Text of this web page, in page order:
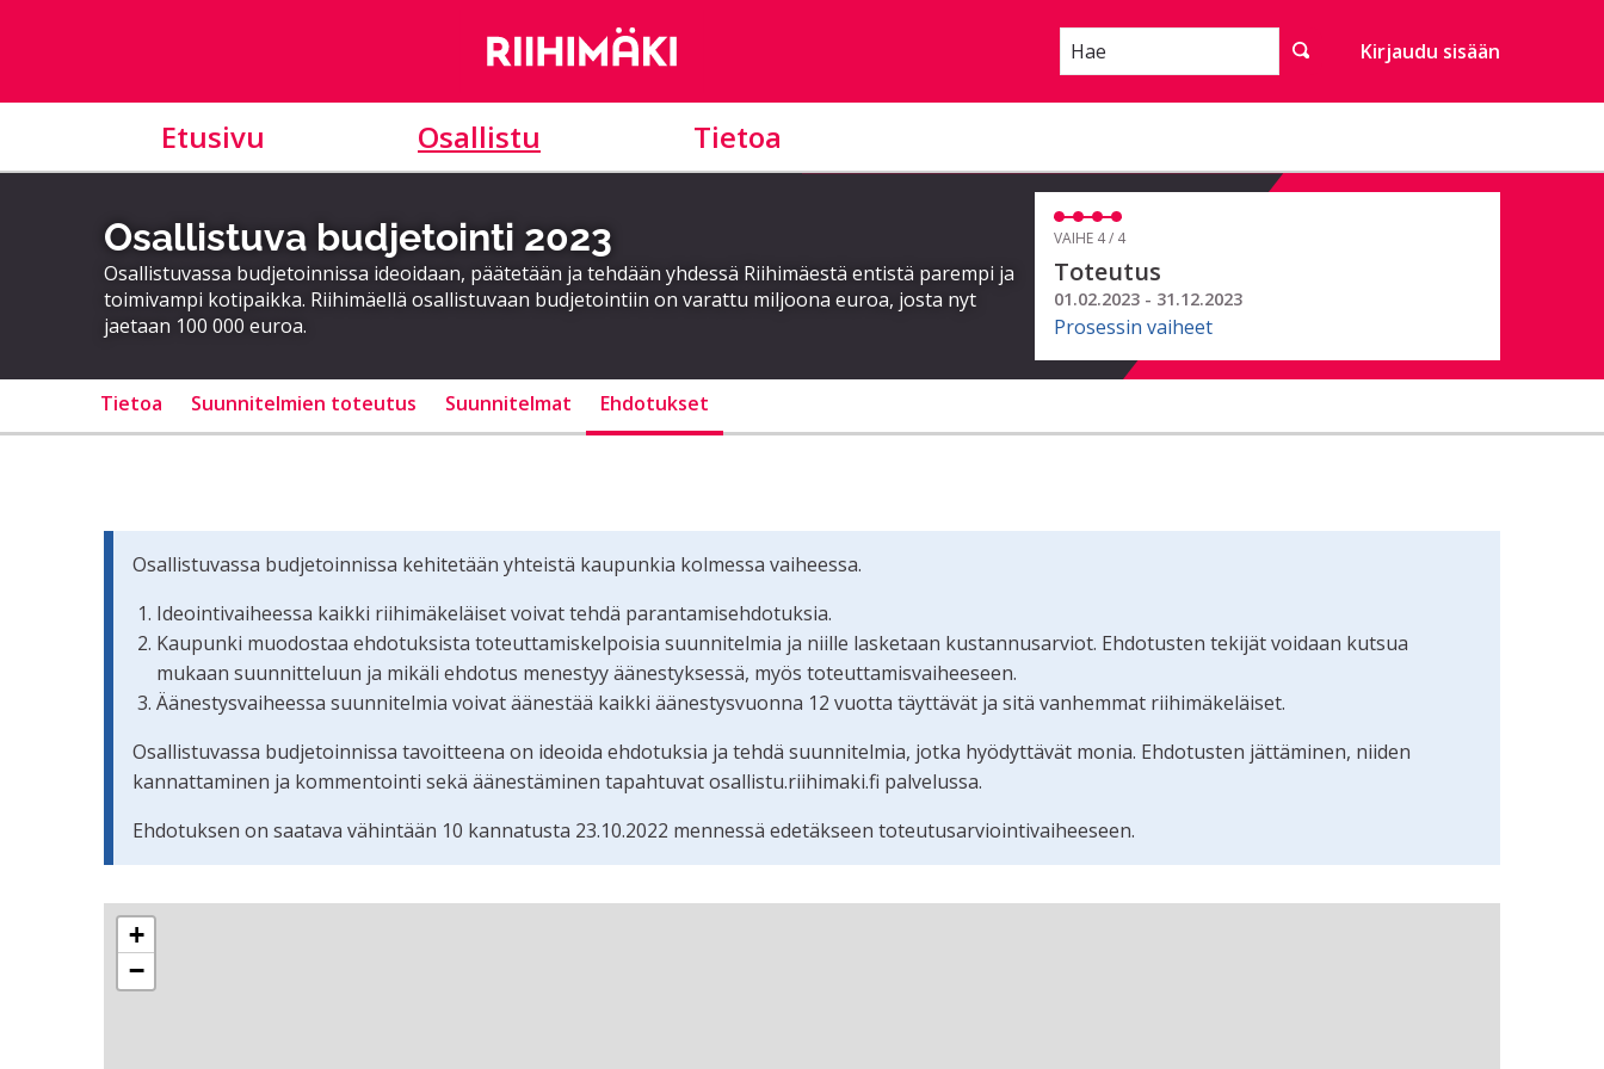
Hae Kirjaudu sisään
Etusivu Osallistu Tietoa
Osallistuva budjetointi 2023
Osallistuvassa budjetoinnissa ideoidaan, päätetään ja tehdään yhdessä Riihimäestä entistä parempi ja
toimivampi kotipaikka. Riihimäellä osallistuvaan budjetointiin on varattu miljoona euroa, josta nyt
jaetaan 100 000 euroa.
VAIHE 4 / 4
Toteutus
01.02.2023 - 31.12.2023
Prosessin vaiheet
Tietoa Suunnitelmien toteutus Suunnitelmat Ehdotukset
Osallistuvassa budjetoinnissa kehitetään yhteistä kaupunkia kolmessa vaiheessa.
Ideointivaiheessa kaikki riihimäkeläiset voivat tehdä parantamisehdotuksia.
Kaupunki muodostaa ehdotuksista toteuttamiskelpoisia suunnitelmia ja niille lasketaan kustannusarviot. Ehdotusten tekijät voidaan kutsua
mukaan suunnitteluun ja mikäli ehdotus menestyy äänestyksessä, myös toteuttamisvaiheeseen.
Äänestysvaiheessa suunnitelmia voivat äänestää kaikki äänestysvuonna 12 vuotta täyttävät ja sitä vanhemmat riihimäkeläiset.
Osallistuvassa budjetoinnissa tavoitteena on ideoida ehdotuksia ja tehdä suunnitelmia, jotka hyödyttävät monia. Ehdotusten jättäminen, niiden
kannattaminen ja kommentointi sekä äänestäminen tapahtuvat osallistu.riihimaki.fi palvelussa.
Ehdotuksen on saatava vähintään 10 kannatusta 23.10.2022 mennessä edetäkseen toteutusarviointivaiheeseen.
Seuraavassa elementissä on kartta, joka esittää tämän sivun tietueet karttapisteinä. Elementtiä voi käyttää ruudunlukijalla, mutta se voi olla vaikeaselkoinen.
+
−